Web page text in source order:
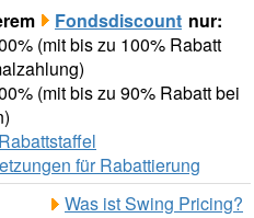
Fondsdiscount nur:
(mit bis zu 100% Rabatt
(mit bis zu 90% Rabatt bei
für Rabattierung
Was ist Swing Pricing?